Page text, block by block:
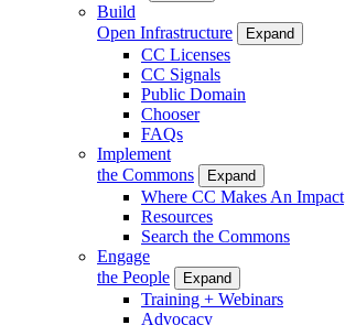
Build
Open Infrastructure
Expand
CC Licenses
CC Signals
Public Domain
Chooser
FAQs
Implement
the Commons
Expand
Where CC Makes An Impact
Resources
Search the Commons
Engage
the People
Expand
Training + Webinars
Advocacy